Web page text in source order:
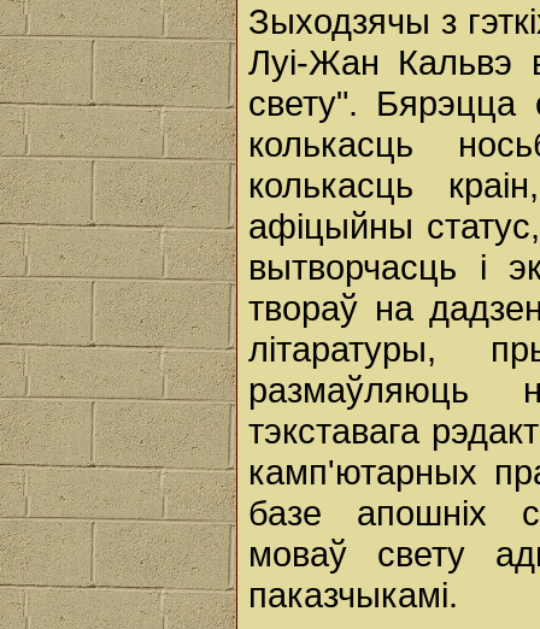
Зыходзячы з
Луі-Жан Кальвэ
свету". Бярэцца
колькасць
колькасць
афіцыйны
вытворчасць і
твораў на
літаратуры,
размаўляюць
тэкставага
камп'ютарных
базе апошніх
моваў свету
паказчыкамі.